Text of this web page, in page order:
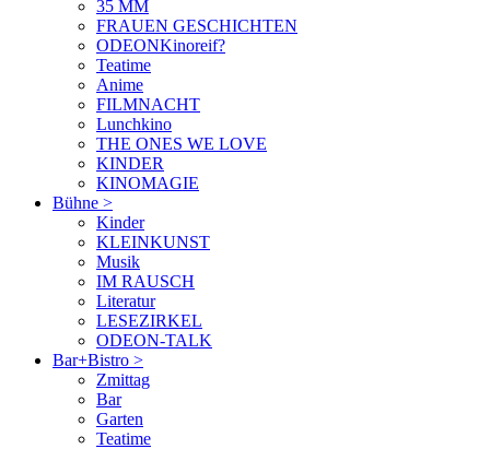
35 MM
FRAUEN GESCHICHTEN
ODEONKinoreif?
Teatime
Anime
FILMNACHT
Lunchkino
THE ONES WE LOVE
KINDER
KINOMAGIE
Bühne >
Kinder
KLEINKUNST
Musik
IM RAUSCH
Literatur
LESEZIRKEL
ODEON-TALK
Bar+Bistro >
Zmittag
Bar
Garten
Teatime